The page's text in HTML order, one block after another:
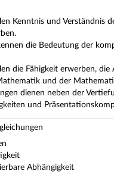
Kenntnis und Verständnis
die Bedeutung der
die Fähigkeit erwerben,
und der
dienen neben der
und
Abhängigkeit